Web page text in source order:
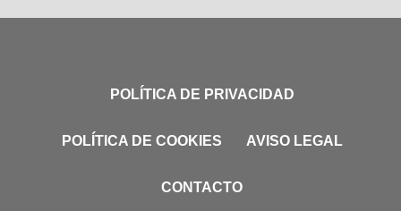
POLÍTICA DE PRIVACIDAD
POLÍTICA DE COOKIES AVISO LEGAL
CONTACTO